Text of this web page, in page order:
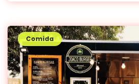
Comida